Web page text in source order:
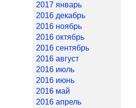
2017 январь
2016 декабрь
2016 ноябрь
2016 октябрь
2016 сентябрь
2016 август
2016 июль
2016 июнь
2016 май
2016 апрель